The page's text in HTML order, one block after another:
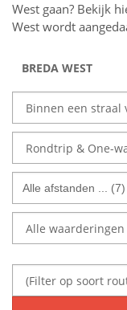
West gaan? Bekijk
West wordt
Alle afstanden ... (7)